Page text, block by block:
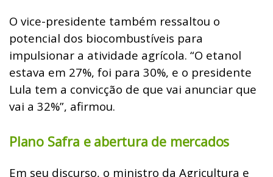
O vice-presidente também ressaltou o
potencial dos biocombustíveis para
impulsionar a atividade agrícola. “O etanol
estava em 27%, foi para 30%, e o presidente
Lula tem a convicção de que vai anunciar que
vai a 32%”, afirmou.
Plano Safra e abertura de mercados
Em seu discurso, o ministro da Agricultura e